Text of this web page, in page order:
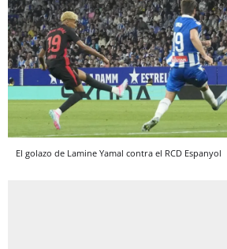
El golazo de Lamine Yamal contra el RCD Espanyol